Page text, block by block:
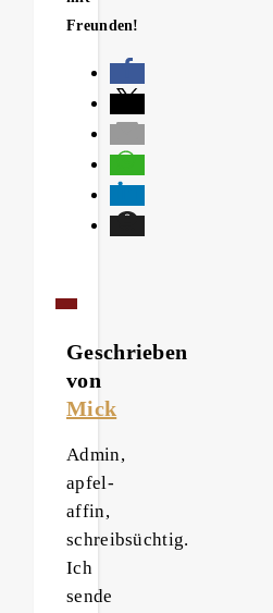
Freunden!
Geschrieben
von
Mick
Admin,
apfel-
affin,
schreibsüchtig.
Ich
sende